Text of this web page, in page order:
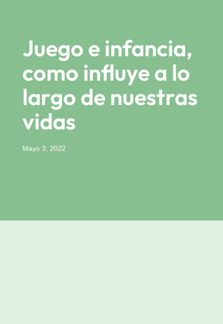
Juego e infancia,
como influye a lo
largo de nuestras
vidas
Mayo 3, 2022